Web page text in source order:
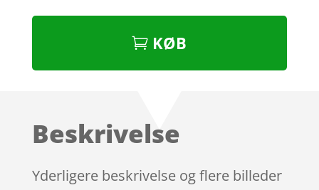
KØB
Beskrivelse
Yderligere beskrivelse og flere billeder